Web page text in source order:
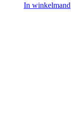
In winkelmand